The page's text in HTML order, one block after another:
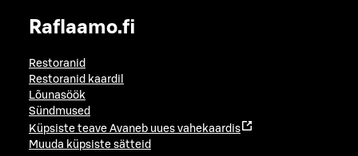
Raflaamo.fi
Restoranid
Restoranid kaardil
Lõunasöök
Sündmused
Küpsiste teave Avaneb uues vahekaardis
Muuda küpsiste sätteid